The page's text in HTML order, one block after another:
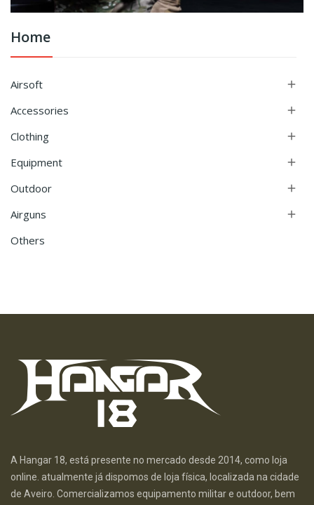
Home
Airsoft 
Accessories 
Clothing 
Equipment 
Outdoor 
Airguns 
Others
A Hangar 18, está presente no mercado desde 2014, como loja
online. atualmente já dispomos de loja física, localizada na cidade
de Aveiro. Comercializamos equipamento militar e outdoor, bem